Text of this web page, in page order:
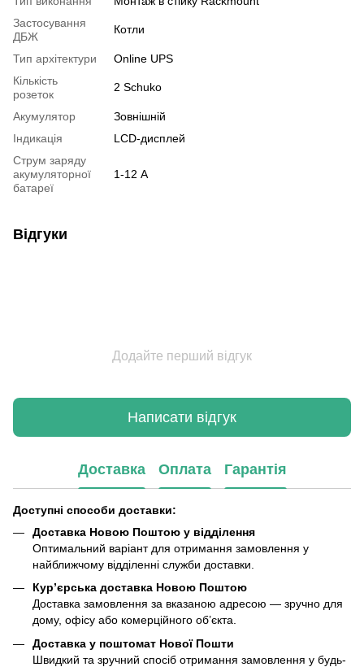
Застосування
ДБЖ
Котли
Тип архітектури
Online UPS
Кількість
розеток
2 Schuko
Акумулятор
Зовнішній
Індикація
LCD-дисплей
Струм заряду
акумуляторної
батареї
1-12 А
Відгуки
Додайте перший відгук
Написати відгук
Доставка Оплата Гарантія
Доступні способи доставки:
Доставка Новою Поштою у відділення
Оптимальний варіант для отримання замовлення у
найближчому відділенні служби доставки.
Кур’єрська доставка Новою Поштою
Доставка замовлення за вказаною адресою — зручно для
дому, офісу або комерційного об’єкта.
Доставка у поштомат Нової Пошти
Швидкий та зручний спосіб отримання замовлення у будь-